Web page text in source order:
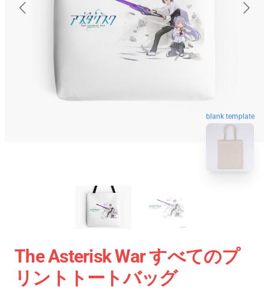
blank template
The Asterisk War すべてのプ
リントトートバッグ